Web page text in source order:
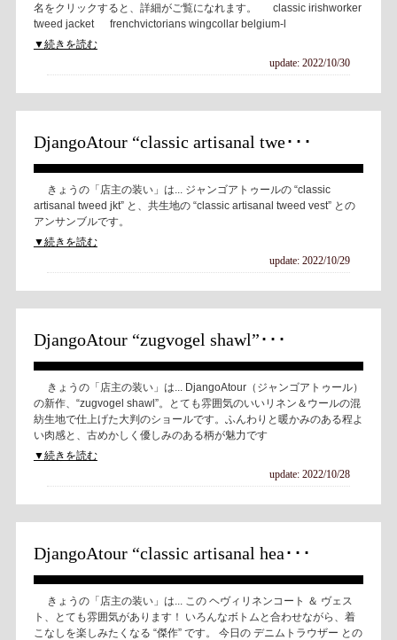
名をクリックすると、詳細がご覧になれます。 classic irishworker
tweed jacket frenchvictorians wingcollar belgium-l
▼続きを読む
update: 2022/10/30
DjangoAtour “classic artisanal twe･･･
きょうの「店主の装い」は... ジャンゴアトゥールの “classic
artisanal tweed jkt” と、共生地の “classic artisanal tweed vest” との
アンサンブルです。
▼続きを読む
update: 2022/10/29
DjangoAtour “zugvogel shawl”･･･
きょうの「店主の装い」は... DjangoAtour（ジャンゴアトゥール）
の新作、“zugvogel shawl”。とても雰囲気のいいリネン＆ウールの混
紡生地で仕上げた大判のショールです。ふんわりと暖かみのある程よ
い肉感と、古めかしく優しみのある柄が魅力です
▼続きを読む
update: 2022/10/28
DjangoAtour “classic artisanal hea･･･
きょうの「店主の装い」は... この ヘヴィリネンコート ＆ ヴェス
ト、とても雰囲気があります！ いろんなボトムと合わせながら、着
こなしを楽しみたくなる “傑作” です。 今日の デニムトラウザー との